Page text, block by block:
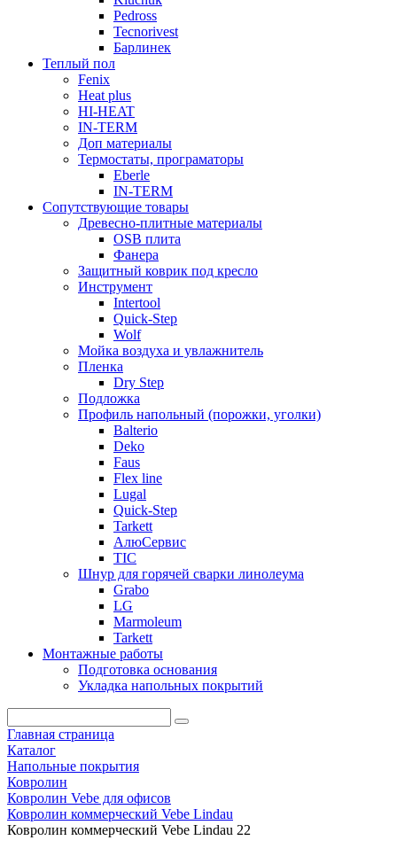
Pedross
Tecnorivest
Барлинек
Теплый пол
Fenix
Heat plus
HI-HEAT
IN-TERM
Доп материалы
Термостаты, програматоры
Eberle
IN-TERM
Сопутствующие товары
Древесно-плитные материалы
OSB плита
Фанера
Защитный коврик под кресло
Инструмент
Intertool
Quick-Step
Wolf
Мойка воздуха и увлажнитель
Пленка
Dry Step
Подложка
Профиль напольный (порожки, уголки)
Balterio
Deko
Faus
Flex line
Lugal
Quick-Step
Tarkett
АлюСервис
ТІС
Шнур для горячей сварки линолеума
Grabo
LG
Marmoleum
Tarkett
Монтажные работы
Подготовка основания
Укладка напольных покрытий
Главная страница
Каталог
Напольные покрытия
Ковролин
Ковролин Vebe для офисов
Ковролин коммерческий Vebe Lindau
Ковролин коммерческий Vebe Lindau 22